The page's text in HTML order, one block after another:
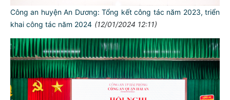
Công an huyện An Dương: Tổng kết công tác năm 2023, triển
khai công tác năm 2024 (12/01/2024 12:11)